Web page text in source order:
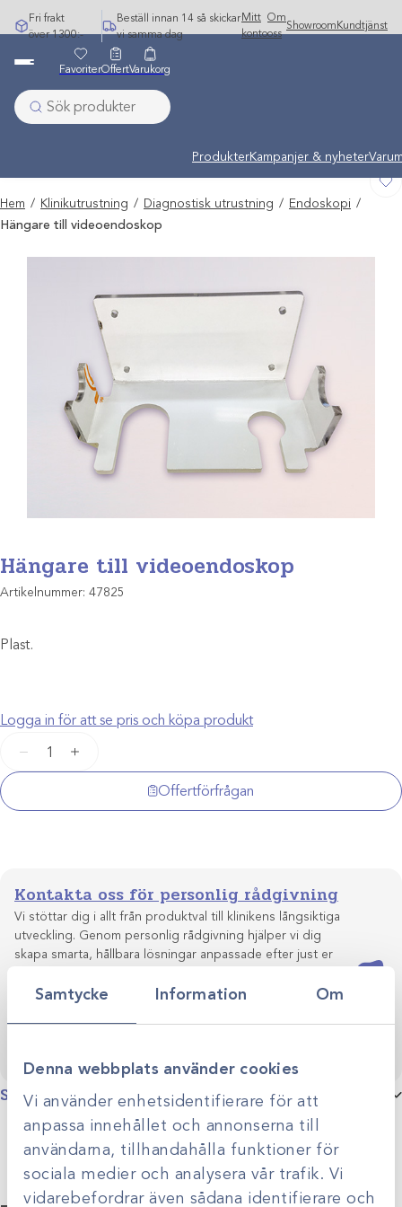
Samtycke Information Om
Denna webbplats använder cookies
Vi använder enhetsidentifierare för att
anpassa innehållet och annonserna till
användarna, tillhandahålla funktioner för
sociala medier och analysera vår trafik. Vi
vidarebefordrar även sådana identifierare och
Hoppa
till
Fri frakt
över 1300:-
Beställ innan 14 så skickar
vi samma dag
Mitt
konto
Om
oss
Showroom Kundtjänst
Undermeny stängd: Varumärken
ProdukterKampanjer & nyheter
FavoriterOffertVarukorg
Hem / Klinikutrustning / Diagnostisk utrustning / Endoskopi /
Hängare till videoendoskop
Hängare till videoendoskop
Artikelnummer: 47825
Plast.
Logga in för att se pris och köpa produkt
Hängare
videoendoskop
mängd
+
Offertförfrågan
Specifikationer
Produktgrupp Tillbehör och reservdelar endoskopi
Kontakta oss för personlig rådgivning
Vi stöttar dig i allt från produktval till klinikens långsiktiga
utveckling. Genom personlig rådgivning hjälper vi dig
skapa smarta, hållbara lösningar anpassade efter just er